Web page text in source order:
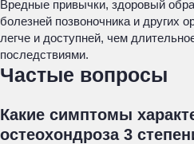
Вредные привычки, здоровый
болезней позвоночника и других
легче и доступней, чем
последствиями.
Частые вопросы
Какие симптомы
остеохондроза 3